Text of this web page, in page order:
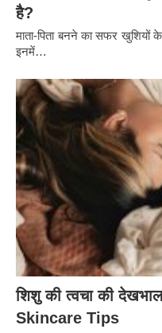
है?
माता-पिता बनने का सफर खुशियों
इनमें…
शिशु की त्वचा की
Skincare Tips